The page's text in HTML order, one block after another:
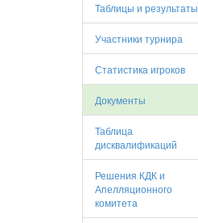
Таблицы и результаты
Участники турнира
Статистика игроков
Документы
Таблица
дисквалификаций
Решения КДК и
Апелляционного
комитета